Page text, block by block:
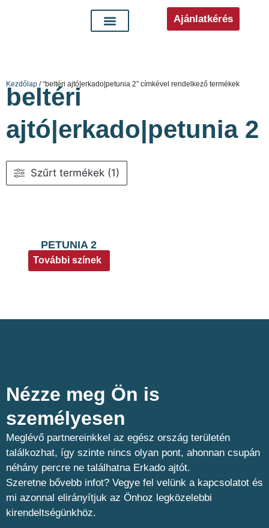
Ajánlatkérés
Kezdőlap / “beltéri ajtó|erkado|petunia 2” címkével rendelkező termékek
beltéri
ajtó|erkado|petunia 2
Szűrt termékek (1)
PETUNIA 2
További színek
Nézze meg Ön is
személyesen​
Meglévő partnereinkkel az egész ország területén
találkozhat, így szinte nincs olyan pont, ahonnan csupán
néhány percre ne találhatna Erkado ajtót.
Szeretne bővebb infot? Vegye fel velünk a kapcsolatot és
mi azonnal elirányítjuk az Önhoz legközelebbi
kirendeltségünkhöz.